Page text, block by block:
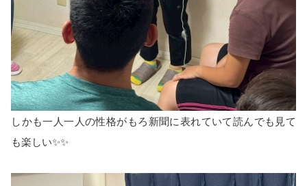
しかも一人一人の性格がもろ新聞に表れていて読んでも見て
も楽しい✨✨